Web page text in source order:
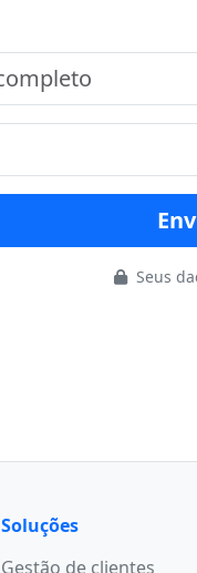
Seus
Soluções
Gestão de clientes